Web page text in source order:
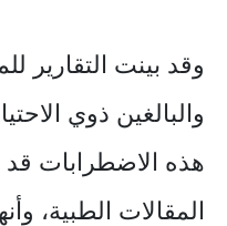
وقد بينت التقارير
والبالغين ذوي
هذه الاضطرابات
المقالات الطبية،